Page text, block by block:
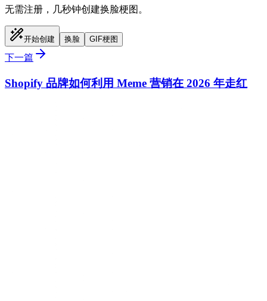
无需注册，几秒钟创建换脸梗图。
开始创建 换脸 GIF梗图
下一篇
Shopify 品牌如何利用 Meme 营销在 2026 年走红